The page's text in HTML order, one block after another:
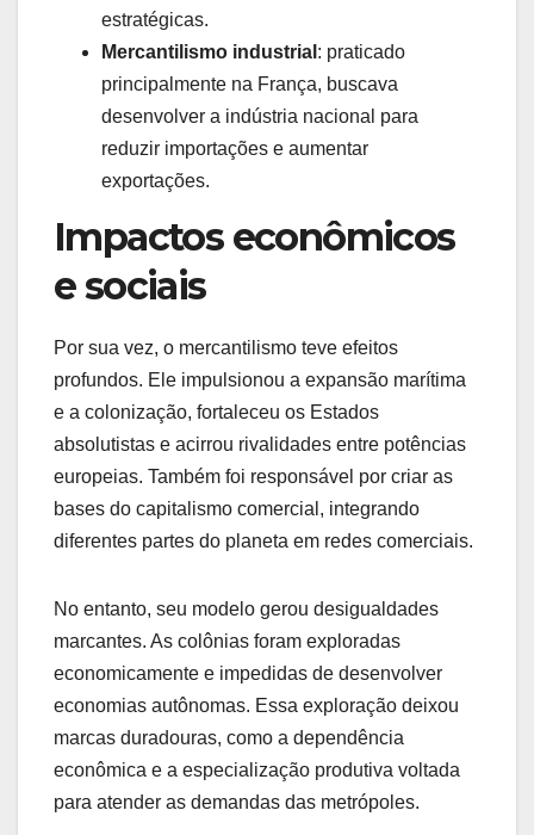
estratégicas.
Mercantilismo industrial : praticado
principalmente na França, buscava
desenvolver a indústria nacional para
reduzir importações e aumentar
exportações.
Impactos econômicos
e sociais
Por sua vez, o mercantilismo teve efeitos
profundos. Ele impulsionou a expansão marítima
e a colonização, fortaleceu os Estados
absolutistas e acirrou rivalidades entre potências
europeias. Também foi responsável por criar as
bases do capitalismo comercial, integrando
diferentes partes do planeta em redes comerciais.
No entanto, seu modelo gerou desigualdades
marcantes. As colônias foram exploradas
economicamente e impedidas de desenvolver
economias autônomas. Essa exploração deixou
marcas duradouras, como a dependência
econômica e a especialização produtiva voltada
para atender as demandas das metrópoles.